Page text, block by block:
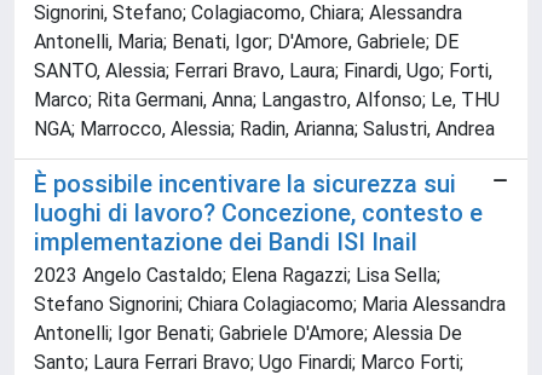
Signorini, Stefano; Colagiacomo, Chiara; Alessandra
Antonelli, Maria; Benati, Igor; D'Amore, Gabriele; DE
SANTO, Alessia; Ferrari Bravo, Laura; Finardi, Ugo; Forti,
Marco; Rita Germani, Anna; Langastro, Alfonso; Le, THU
NGA; Marrocco, Alessia; Radin, Arianna; Salustri, Andrea
È possibile incentivare la sicurezza sui
luoghi di lavoro? Concezione, contesto e
implementazione dei Bandi ISI Inail
2023 Angelo Castaldo; Elena Ragazzi; Lisa Sella;
Stefano Signorini; Chiara Colagiacomo; Maria Alessandra
Antonelli; Igor Benati; Gabriele D'Amore; Alessia De
Santo; Laura Ferrari Bravo; Ugo Finardi; Marco Forti;